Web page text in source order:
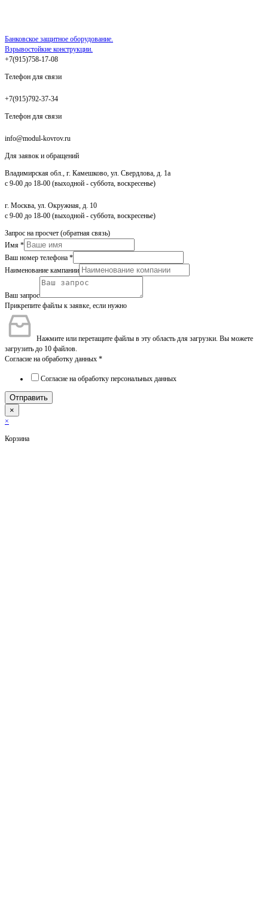
Банковское защитное оборудование.
Взрывостойкие конструкции.
+7(915)758-17-08
Телефон для связи
+7(915)792-37-34
Телефон для связи
info@modul-kovrov.ru
Для заявок и обращений
Владимирская обл., г. Камешково, ул. Свердлова, д. 1а
с 9-00 до 18-00 (выходной - суббота, воскресенье)
г. Москва, ул. Окружная, д. 10
с 9-00 до 18-00 (выходной - суббота, воскресенье)
Запрос на просчет (обратная связь)
Имя *
Ваш номер телефона *
Наименование кампании
Ваш запрос
Прикрепите файлы к заявке, если нужно
Нажмите или перетащите файлы в эту область для загрузки. Вы можете
загрузить до 10 файлов.
Согласие на обработку данных *
Согласие на обработку персональных данных
Отправить
×
×
Корзина